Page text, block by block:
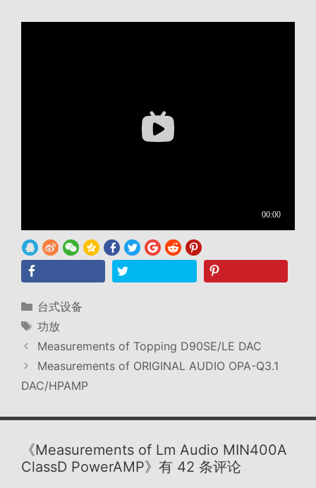
分
类
台式设备
标
签
功放
Measurements of Topping D90SE/LE DAC
Measurements of ORIGINAL AUDIO OPA-Q3.1
DAC/HPAMP
《Measurements of Lm Audio MIN400A
ClassD PowerAMP》有 42 条评论